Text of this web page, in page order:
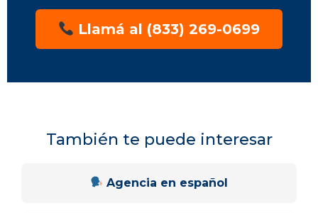
Llamá al (833) 269-0699
También te puede interesar
Agencia en español